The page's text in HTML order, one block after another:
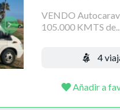
VENDO
105.000 KMTS de...
4
Añadir a